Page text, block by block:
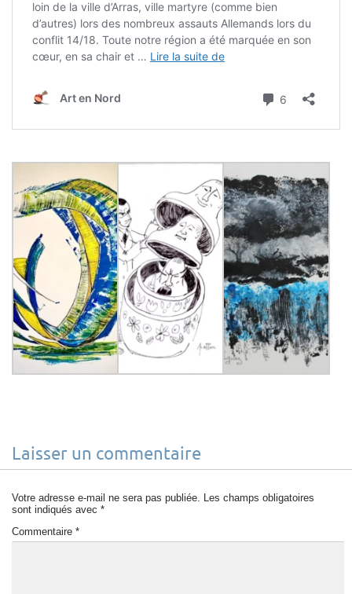
Laisser un commentaire
Votre adresse e-mail ne sera pas publiée. Les champs obligatoires
sont indiqués avec *
Commentaire *